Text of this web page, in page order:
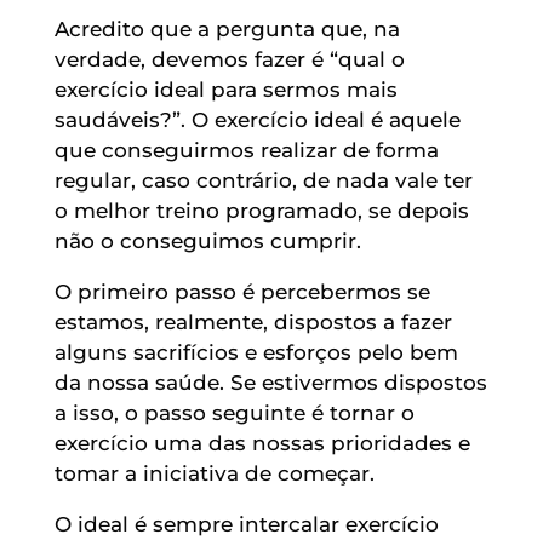
Acredito que a pergunta que, na
verdade, devemos fazer é “qual o
exercício ideal para sermos mais
saudáveis?”. O exercício ideal é aquele
que conseguirmos realizar de forma
regular, caso contrário, de nada vale ter
o melhor treino programado, se depois
não o conseguimos cumprir.
O primeiro passo é percebermos se
estamos, realmente, dispostos a fazer
alguns sacrifícios e esforços pelo bem
da nossa saúde. Se estivermos dispostos
a isso, o passo seguinte é tornar o
exercício uma das nossas prioridades e
tomar a iniciativa de começar.
O ideal é sempre intercalar exercício